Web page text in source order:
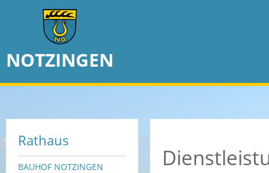
NOTZINGEN
Rathaus
BAUHOF NOTZINGEN